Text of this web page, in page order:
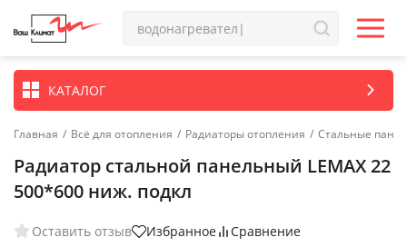
КАТАЛОГ
Главная / Всё для отопления / Радиаторы отопления / Стальные
Радиатор стальной панельный LEMAX 22
500*600 ниж. подкл
Оставить отзыв Избранное Сравнение